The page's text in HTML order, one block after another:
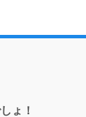
ょ！